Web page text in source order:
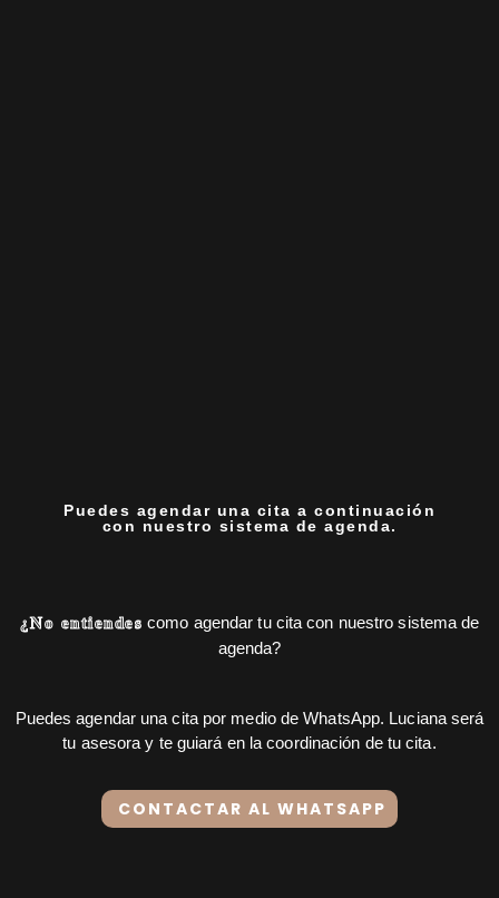
Puedes agendar una cita a continuación
con nuestro sistema de agenda.
¿No entiendes como agendar tu cita con nuestro sistema de
agenda?
Puedes agendar una cita por medio de WhatsApp. Luciana será
tu asesora y te guiará en la coordinación de tu cita.
CONTACTAR AL WHATSAPP